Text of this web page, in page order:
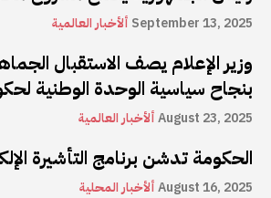
ألأخبار العالمية September 13, 2025
وزير الإعلام يصف الاستقبال
بنجاح سياسية الوحدة الوطنية
ألأخبار العالميةAugust 23, 2025
الحكومة تدشن برنامج التأشيرة
ألأخبار المحليةAugust 16, 2025